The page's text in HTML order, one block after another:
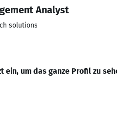
Analyst
solutions
ein, um das ganze Profil zu